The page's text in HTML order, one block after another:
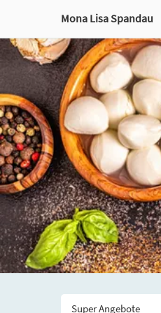
Mona Lisa Spandau
Super Angebote